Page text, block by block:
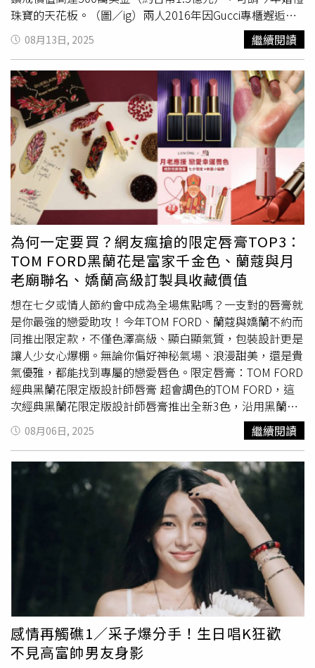
珠寶的天花板。（圖／ig）兩人2016年因Gucci專櫃邂逅，
喬治娜當時還是櫃姐，卻一見傾心於來店的足球巨星。8年
來，他們共同養育四名孩子，喬治娜更無條件照顧C羅與前
女友的孩子，組成七口之家，愛情與家庭兼得。（圖／ig）
除了愛情故事，之前《Netflix》紀錄片《我是喬治娜》（I
Am Georgina）更揭開了她的日常——從豪宅、私人飛機、
一日來回巴黎試禮服，到私人遊艇派對、摩納哥看賽車，以
及牆面滿滿的愛馬仕包包，展現教科書等級的奢華生活。然
而，最讓粉絲稱羨的，除了她的「世界級巨鑽」，還有產後
依舊完美的翹臀曲線。她曾分享自己不特別嚴格控管飲食，
但熱愛運動，以下是她的8招「翹臀菜單」：1. 健身房重量
訓練喬治娜的日常絕對少不了重量訓練，她會針對臀部、腿
部與核心肌群，進行深蹲、硬舉、臀推等動作，搭配槓鈴或
啞鈴增加阻力。重量訓練不僅能讓臀型更翹挺、腿部線條更
緊緻，還能強化骨骼與肌肉的支撐力，讓整體姿態看起來更
穩、更有氣場。​（圖／ig）2. 芭蕾舞從小學芭蕾的她，早就
培養出優雅挺拔的體態。芭蕾訓練需要高度的核心控制與肌
肉延展，能同時雕塑臀部、腿部與小蠻腰 。喬治娜時常會在
伸展或暖身時加入芭蕾動作，不但能提升穩定度、協調性，
還能讓身體的線條修長而富有韻律感。3. 飛輪飛輪是她的有
氧必備項目之一，強烈的踩踏動作能快速燃燒卡路里，同時
鍛鍊大腿與臀部肌肉。她會交替使用不同阻力和速度進行間
歇訓練，不只雕塑線條，還能提升心肺功能，讓整個人狀態
更加緊實有活力。​（圖／ig）4. TRX懸吊訓練這項利用懸吊
繩與自體重量進行的訓練，對核心與臀部肌群的啟動非常有
效。喬治娜會透過調整繩索長度與傾斜角度，完成各種單腳
蹲、臀橋、核心穩定等動作。TRX不僅能增加肌肉控制力，
還能在短時間內訓練到全身，效率極高。5. 登階機比跑步機
更針對臀腿發力的神器！登階機模擬不斷爬樓梯的動作，能
深層刺激臀部、股四頭肌與腿後肌群，同時帶動核心與下背
部肌肉。喬治娜會利用這台機器做中高強度訓練，讓臀部曲
線更飽滿、腿部更修長。​（圖／ig）6. 深蹲翹臀經典動作非
深蹲莫屬！不論是負重深蹲、跳躍深蹲，還是徒手深蹲，她
都會靈活運用。更厲害的是，她甚至會在陪小孩玩耍時抓緊
時間做幾組深蹲，把運動融入生活，讓翹臀練習不間斷。
7. 阻力彈力帶運動這是喬治娜旅行時的必備運動工具，輕巧
方便卻能帶來驚人訓練效果。她會將彈力帶套在膝蓋或腳踝
位置，進行側走、後踢腿等動作，為臀部肌肉帶來額外刺
激，避免肌肉鬆垮，讓線條始終緊緻。​（圖／ig）8. 伸展收
08月13日, 2025 繼續閱讀
為何一定要買？網友瘋搶的限定唇膏TOP3：
TOM FORD黑蘭花是富家千金色、蘭蔻與月
老廟聯名、嬌蘭高級訂製具收藏價值
想在七夕或情人節約會中成為全場焦點嗎？一支對的唇膏就
是你最強的戀愛助攻！今年TOM FORD、蘭蔻與嬌蘭不約而
同推出限定款，不僅色澤高級、顯白顯氣質，包裝設計更是
讓人少女心爆棚。無論你偏好神秘氣場、浪漫甜美，還是貴
氣優雅，都能找到專屬的戀愛唇色。限定唇膏：TOM FORD
經典黑蘭花限定版設計師唇膏 超會調色的TOM FORD，這
次經典黑蘭花限定版設計師唇膏推出全新3色，沿用黑蘭花
香水瓶身的直紋凹槽設計拿在手上很有質感。唇膏一如繼往
的絲滑柔順，上嘴不會卡紋，尤其#151的裸色調在網路超
紫擦起來就像韓劇中的富家千金。這系列色調高飽和，緞光
質感細膩出色，為雙唇塑造立體豐潤輪廓。TOM FORD 經
典黑蘭花限定版設計師唇膏 全新3色／2,200元（圖／品牌
提供）模特兒的唇色先疊擦經典黑蘭花限定版頰彩霜#01覆
盆子莓紅色再擦經典黑蘭花限定版設計師唇膏#01 Black
Orchid ，疊擦後嘴唇超級飽滿顯色，莓紫調氣場全開，是
非常時髦又不容易撞色的感覺。無論白天約會或夜晚盛裝，
都能完美演繹高級氣場，一抹高雅神祕色澤，締造情人節最
動人的唇妝魅力。TOM FORD 經典黑蘭花限定版頰彩霜#01
覆盆子莓紅色／2,450元（圖／廖怡婷 攝）限定唇膏：蘭蔻
絕對完美唇膏 絲絨霧感蘭蔻推出全新「絕對完美唇膏 絲絨
霧感—2025七夕情人節限定版」延續經典唇膏的小
08月06日, 2025 繼續閱讀
感情再觸礁1／采子爆分手！生日唱K狂歡
不見高富帥男友身影